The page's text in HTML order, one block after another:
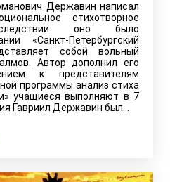
Державин написал
стихотворное
оно было
«Санкт-Петербургский
собой вольный
Автор дополнил его
к представителям
программы анализ стиха
учащиеся выполняют в 7
Гавриил Державин был…